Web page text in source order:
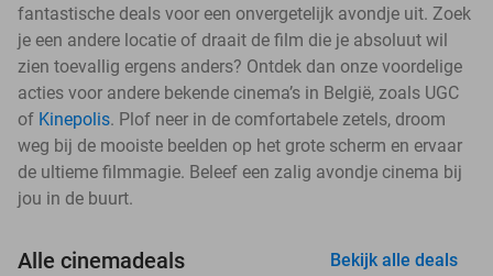
fantastische deals voor een onvergetelijk avondje uit. Zoek
je een andere locatie of draait de film die je absoluut wil
zien toevallig ergens anders? Ontdek dan onze voordelige
acties voor andere bekende cinema’s in België, zoals UGC
of Kinepolis. Plof neer in de comfortabele zetels, droom
weg bij de mooiste beelden op het grote scherm en ervaar
de ultieme filmmagie. Beleef een zalig avondje cinema bij
jou in de buurt.
Alle cinemadeals Bekijk alle deals